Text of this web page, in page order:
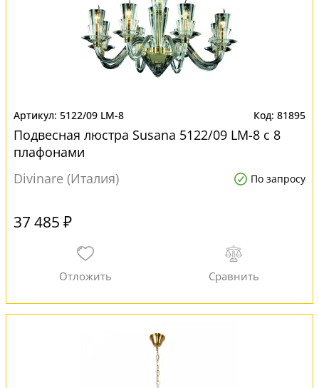
5122/09 LM-8 81895
Подвесная люстра Susana 5122/09 LM-8 с 8
плафонами
Divinare (Италия)
По запросу
37 485 ₽